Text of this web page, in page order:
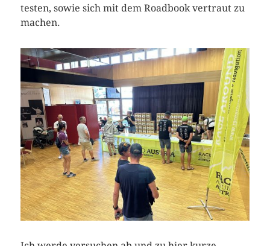
testen, sowie sich mit dem Roadbook vertraut zu
machen.